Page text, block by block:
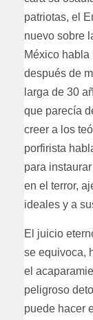
patriotas, el
nuevo sobre
México
después de
larga de 30
que parecía
creer a los
porfirista
para
en el terror,
ideales y a
El juicio
se equivoca,
el
peligroso
puede hacer